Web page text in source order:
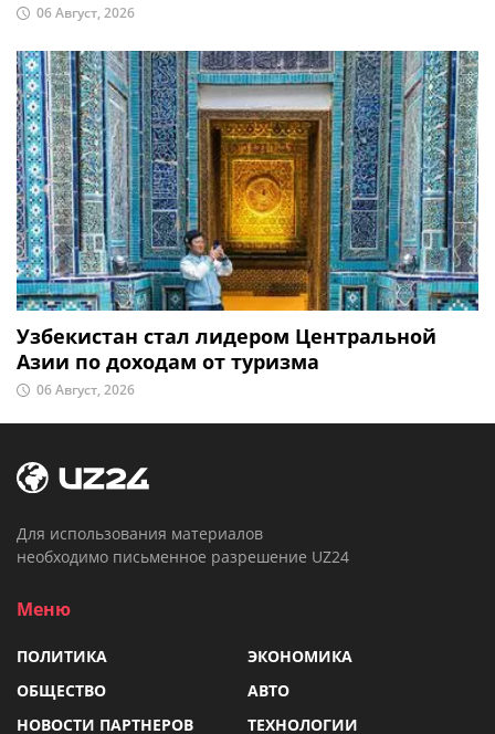
06 Август, 2026
Узбекистан стал лидером Центральной
Азии по доходам от туризма
06 Август, 2026
Для использования материалов
необходимо письменное разрешение UZ24
Меню
ПОЛИТИКА
ЭКОНОМИКА
ОБЩЕСТВО
АВТО
НОВОСТИ ПАРТНЕРОВ
ТЕХНОЛОГИИ